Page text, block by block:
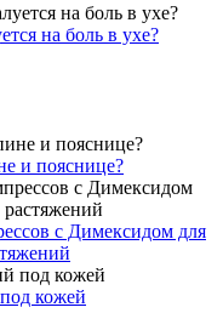
на боль в ухе?
и пояснице?
с Димексидом для
кожей